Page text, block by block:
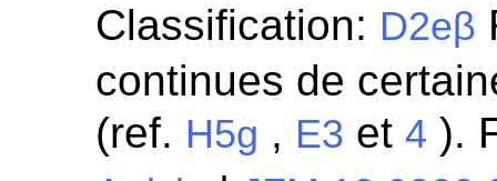
Classification: D2eβ
continues de
(ref. H5g , E3 et4 ).